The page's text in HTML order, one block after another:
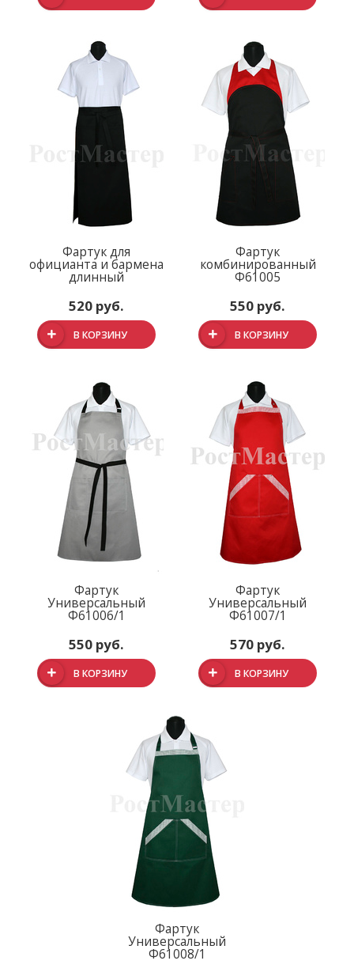
Фартук для
официанта и бармена
длинный
520 руб.
В КОРЗИНУ
Фартук
комбинированный
Ф61005
550 руб.
В КОРЗИНУ
Фартук
Универсальный
Ф61006/1
550 руб.
В КОРЗИНУ
Фартук
Универсальный
Ф61007/1
570 руб.
В КОРЗИНУ
Фартук
Универсальный
Ф61008/1